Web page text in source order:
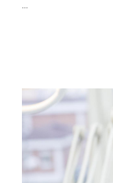
...